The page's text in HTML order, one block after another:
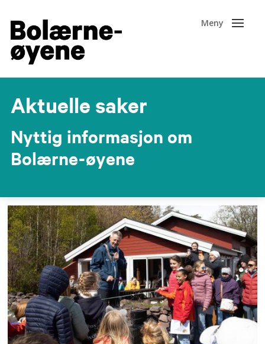
Aktuelle saker
Nyttig informasjon om
Bolærne-øyene